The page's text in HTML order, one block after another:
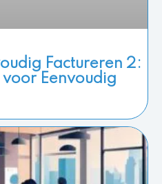
Factureren 2:
voor Eenvoudig